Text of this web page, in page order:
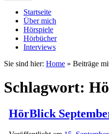
Startseite
Über mich
Hörspiele
Hörbücher
Interviews
Sie sind hier: Home » Beiträge
Schlagwort:
HörBlick